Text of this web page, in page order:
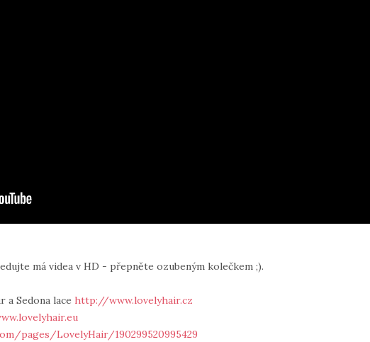
má videa v HD - přepněte ozubeným kolečkem ;).
a Sedona lace http://www.lovelyhair.cz
pages/LovelyHair/190299520995429